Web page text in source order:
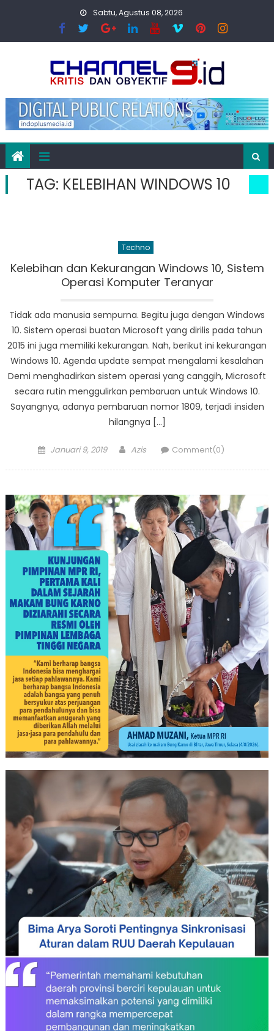
Sabtu, Agustus 08, 2026
TAG: KELEBIHAN WINDOWS 10
Techno
Kelebihan dan Kekurangan Windows 10, Sistem
Operasi Komputer Teranyar
Tidak ada manusia sempurna. Begitu juga dengan Windows
10. Sistem operasi buatan Microsoft yang dirilis pada tahun
2015 ini juga memiliki kekurangan. Nah, berikut ini kekurangan
Windows 10. Agenda update sempat mengalami kesalahan
Demi menghadirkan sistem operasi yang canggih, Microsoft
secara rutin menggulirkan pembaruan untuk Windows 10.
Sayangnya, adanya pembaruan nomor 1809, terjadi insiden
hilangnya […]
Posted
Januari 9, 2019 Author
Azis Comment(0)